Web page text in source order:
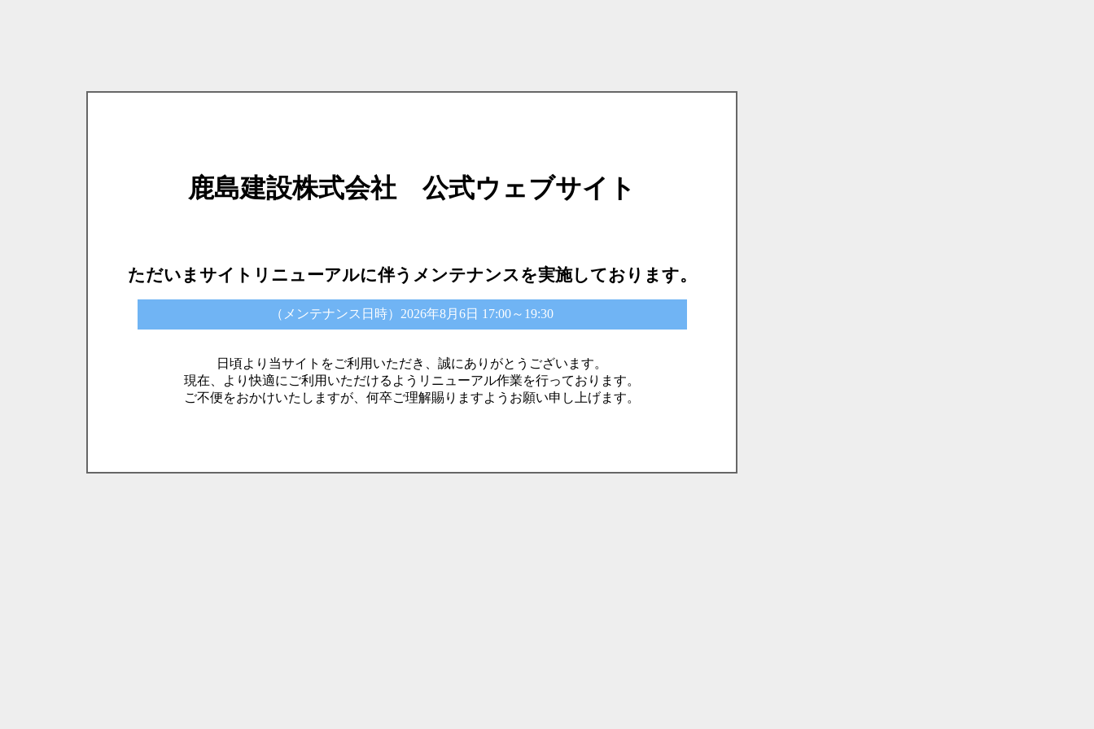
鹿島建設株式会社 公式ウェブサイト
ただいまサイトリニューアルに伴うメンテナンスを実施しております。
（メンテナンス日時）2026年8月6日 17:00～19:30
日頃より当サイトをご利用いただき、誠にありがとうございます。
現在、より快適にご利用いただけるようリニューアル作業を行っております。
ご不便をおかけいたしますが、何卒ご理解賜りますようお願い申し上げます。